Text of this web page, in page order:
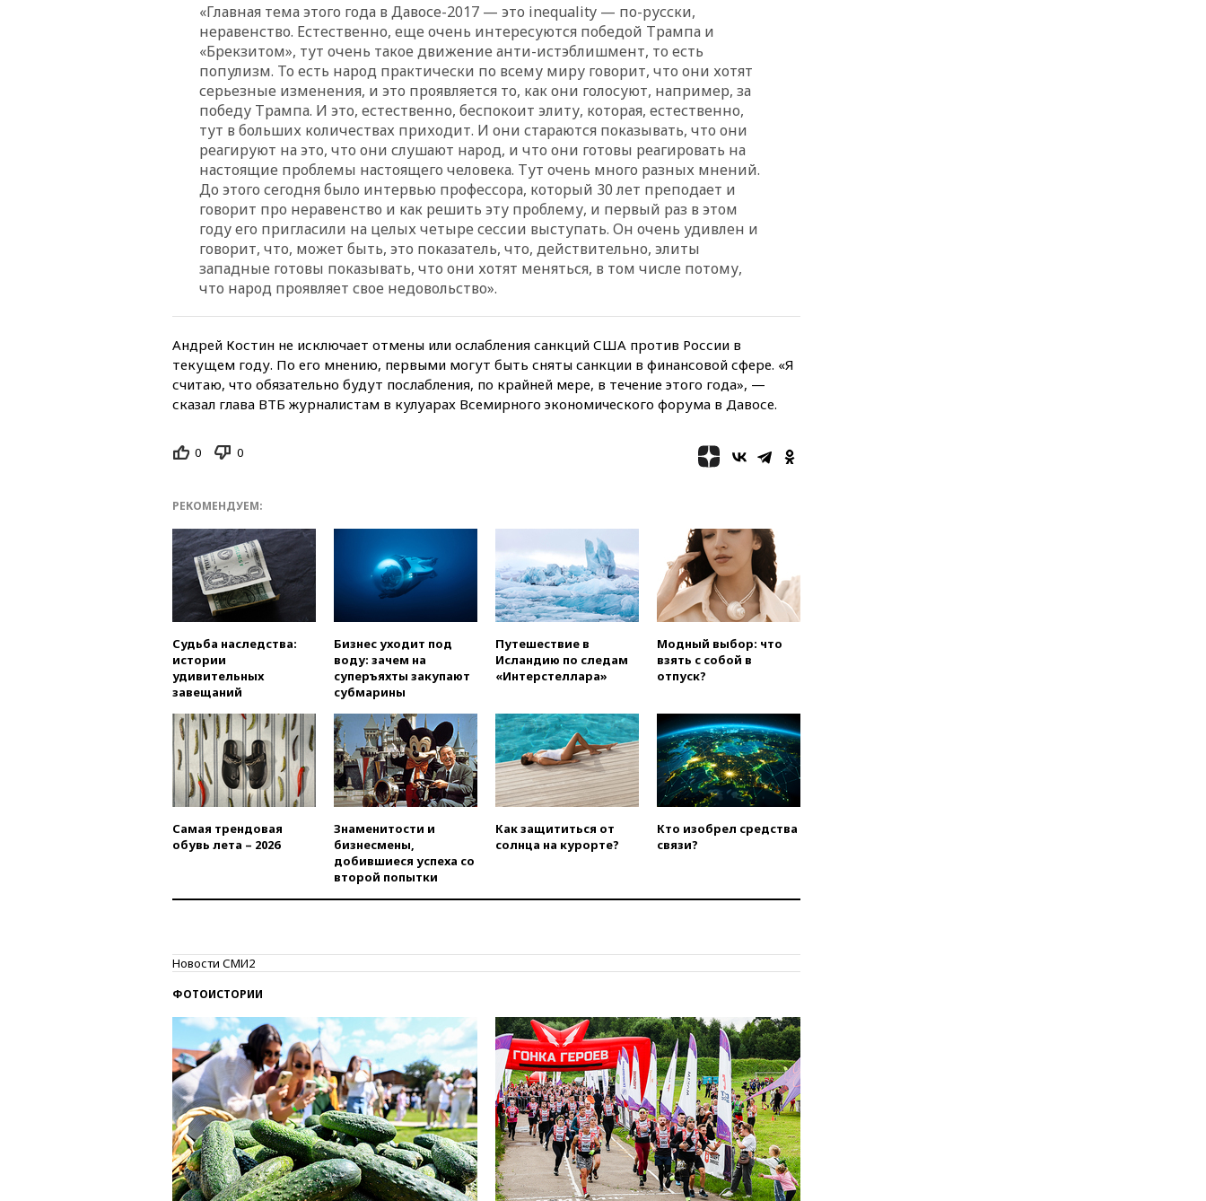
вчера, 21:15
Пентагон
опубликовал 16 новых видео с
НЛО
вчера, 21:00
Украины с Польшей скопилось
свыше 6,5 тысячи грузовиков
«Интервидение» точно
пройдет в 2026 году
вчера, 20:45 ПВО за день
сбила еще 75 украинских
беспилотников над Россией
вчера, 20:35 Велосипедист
погиб при атаке FPV-дрона в
заочно арестовали по делу о
финансировании
экстремизма
вчера, 20:20Суд США
постановил остановить
вчера, 20:00СК возбудил дело
против журналистки Катерины
Гордеевой о фейках о ВС
России
нейтральный статус
фигуристкам Валиевой и
Трусовой
впервые совершил
официальный визит в Сербию
вчера, 19:19Россиянка
погибла во Французских
Альпах
вчера, 19:00 Открытое
горение на складе в Брянске
отчиталось об ударах по двум
вчера, 18:39Два человека
погибли в результате удара
ВСУ по многоэтажке в Керчи
вчера, 18:25 Беспилотник
атаковал турецкий сухогруз у
побережья Новороссийска
вчера, 18:18Товарооборот
Китая и России вырос в этом
году более чем на четверть
«Главная тема этого года в Давосе-2017 — это inequality — по-русски,
неравенство. Естественно, еще очень интересуются победой Трампа и
«Брекзитом», тут очень такое движение анти-истэблишмент, то есть
популизм. То есть народ практически по всему миру говорит, что они хотят
серьезные изменения, и это проявляется то, как они голосуют, например, за
победу Трампа. И это, естественно, беспокоит элиту, которая, естественно,
тут в больших количествах приходит. И они стараются показывать, что они
реагируют на это, что они слушают народ, и что они готовы реагировать на
настоящие проблемы настоящего человека. Тут очень много разных мнений.
До этого сегодня было интервью профессора, который 30 лет преподает и
говорит про неравенство и как решить эту проблему, и первый раз в этом
году его пригласили на целых четыре сессии выступать. Он очень удивлен и
говорит, что, может быть, это показатель, что, действительно, элиты
западные готовы показывать, что они хотят меняться, в том числе потому,
что народ проявляет свое недовольство».
Андрей Костин не исключает отмены или ослабления санкций США против России в
текущем году. По его мнению, первыми могут быть сняты санкции в финансовой сфере. «Я
считаю, что обязательно будут послабления, по крайней мере, в течение этого года», —
сказал глава ВТБ журналистам в кулуарах Всемирного экономического форума в Давосе.
0 0
РЕКОМЕНДУЕМ:
Судьба наследства:
истории
удивительных
завещаний
Бизнес уходит под
воду: зачем на
суперъяхты закупают
субмарины
Путешествие в
Исландию по следам
«Интерстеллара»
Модный выбор: что
взять с собой в
отпуск?
Самая трендовая
обувь лета – 2026
Знаменитости и
бизнесмены,
добившиеся успеха со
второй попытки
Как защититься от
солнца на курорте?
Кто изобрел средства
связи?
Новости СМИ2
ФОТОИСТОРИИ